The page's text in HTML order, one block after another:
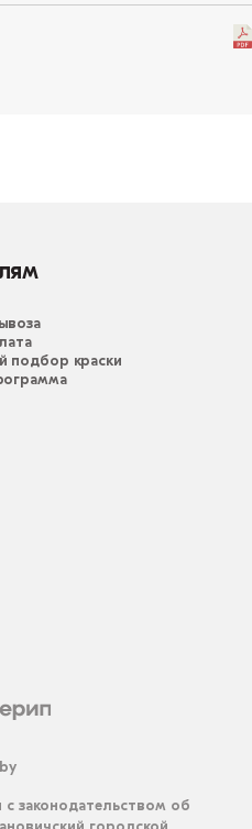
подбор краски
законодательством об